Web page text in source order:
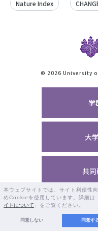
本ウェブサイトでは、サイト利便性
めCookieを使用しています。詳細は
イトについて 」をご覧ください。
同意しない 同意す
Nature Index
© 2026 University
学
大
共同
ご支援